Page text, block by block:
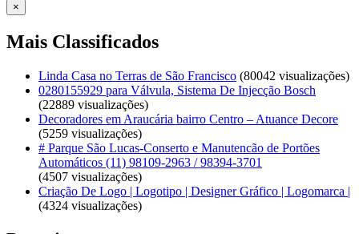
×
Mais Classificados
Linda Casa no Terras de São Francisco (80042 visualizações)
0280155929 para Válvula, Sistema De Injecção Bosch
(22889 visualizações)
Decoradores em Araucária bairro Centro – Atuance Decore
(5259 visualizações)
# Parque São Lucas-Conserto e Manutencão de Portões
Automáticos (11) 98109-2963 / 98394-3701
(4507 visualizações)
Criação De Logo | Logotipo | Designer Gráfico | Logomarca |
(4324 visualizações)